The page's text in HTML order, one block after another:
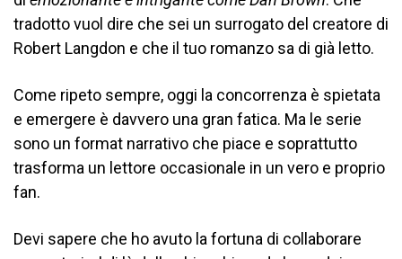
tradotto vuol dire che sei un surrogato del creatore di
Robert Langdon e che il tuo romanzo sa di già letto.
Come ripeto sempre, oggi la concorrenza è spietata
e emergere è davvero una gran fatica. Ma le serie
sono un format narrativo che piace e soprattutto
trasforma un lettore occasionale in un vero e proprio
fan.
Devi sapere che ho avuto la fortuna di collaborare